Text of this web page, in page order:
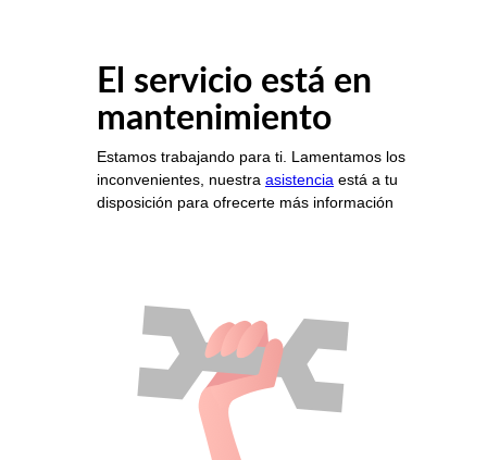
El servicio está en
mantenimiento
Estamos trabajando para ti. Lamentamos los
inconvenientes, nuestra asistencia está a tu
disposición para ofrecerte más información